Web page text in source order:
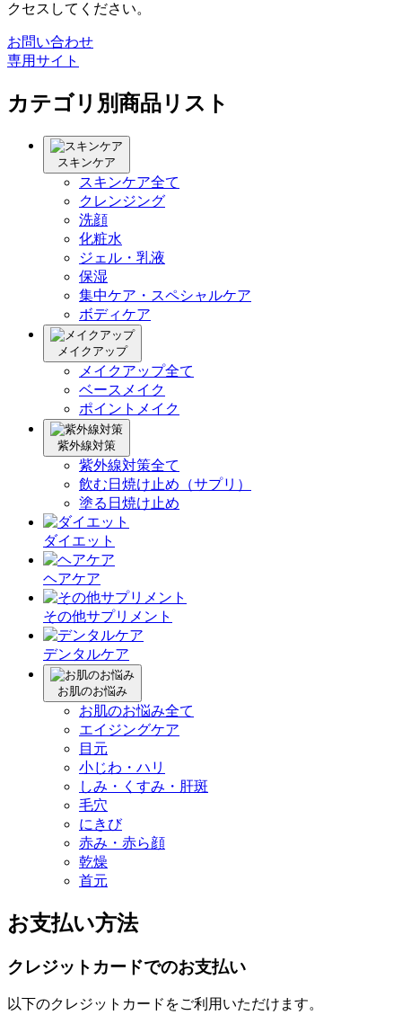
クセスしてください。
お問い合わせ
専用サイト
カテゴリ別商品リスト
スキンケア
スキンケア全て
クレンジング
洗顔
化粧水
ジェル・乳液
保湿
集中ケア・スペシャルケア
ボディケア
メイクアップ
メイクアップ全て
ベースメイク
ポイントメイク
紫外線対策
紫外線対策全て
飲む日焼け止め（サプリ）
塗る日焼け止め
ダイエット
ヘアケア
その他サプリメント
デンタルケア
お肌のお悩み
お肌のお悩み全て
エイジングケア
目元
小じわ・ハリ
しみ・くすみ・肝斑
毛穴
にきび
赤み・赤ら顔
乾燥
首元
お支払い方法
クレジットカードでのお支払い
以下のクレジットカードをご利用いただけます。